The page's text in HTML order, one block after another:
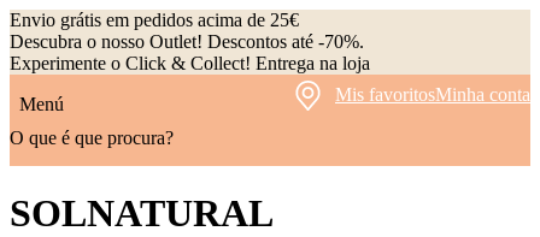
Envio grátis em pedidos acima de 25€
Descubra o nosso Outlet! Descontos até -70%.
Experimente o Click & Collect! Entrega na loja
Menú
Mis favoritosMinha conta
O que é que procura?
SOLNATURAL